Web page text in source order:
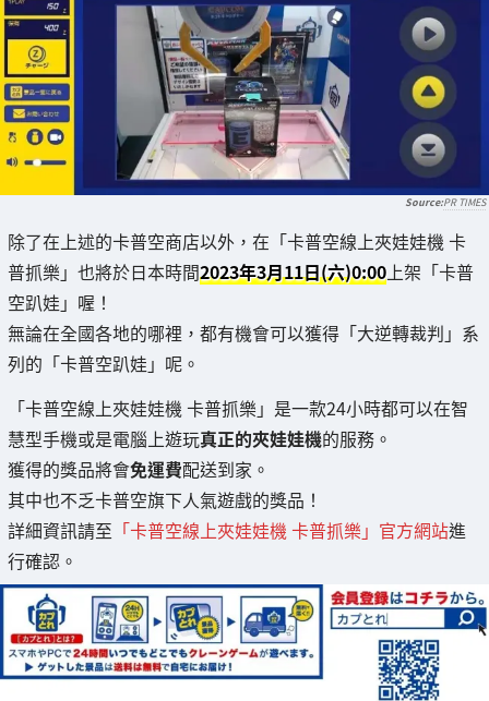
PR TIMES
除了在上述的卡普空商店以外，在「卡普空線上夾娃娃機 卡
普抓樂」也將於日本時間2023年3月11日(六)0:00上架「卡普
空趴娃」喔！
無論在全國各地的哪裡，都有機會可以獲得「大逆轉裁判」系
列的「卡普空趴娃」呢。
「卡普空線上夾娃娃機 卡普抓樂」是一款24小時都可以在智
慧型手機或是電腦上遊玩真正的夾娃娃機的服務。
獲得的獎品將會免運費配送到家。
其中也不乏卡普空旗下人氣遊戲的獎品！
詳細資訊請至 「卡普空線上夾娃娃機 卡普抓樂」官方網站進
行確認。